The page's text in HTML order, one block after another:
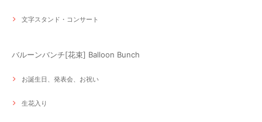
文字スタンド・コンサート
バルーンバンチ[花束] Balloon Bunch
お誕生日、発表会、お祝い
生花入り